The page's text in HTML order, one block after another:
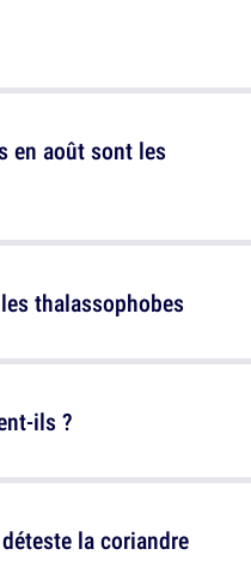
thalassophobes
la coriandre
en août sont les
ils ?